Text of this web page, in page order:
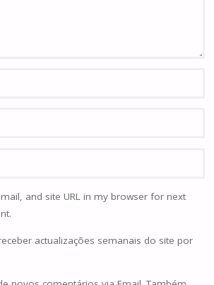
and site URL in my browser for next
actualizações semanais do site por